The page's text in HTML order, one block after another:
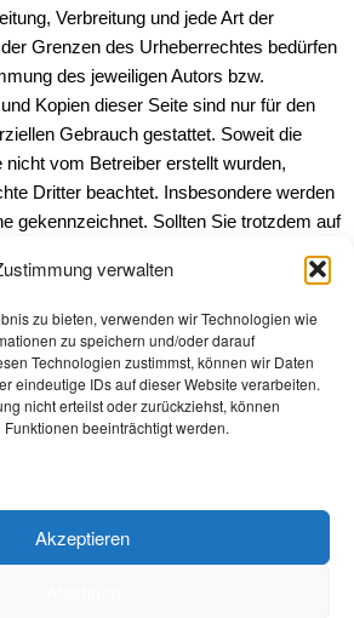
verwalten
zu bieten, verwenden wir Technologien wie
zu speichern und/oder darauf
Technologien zustimmst, können wir Daten
eindeutige IDs auf dieser Website verarbeiten.
nicht erteilst oder zurückziehst, können
beeinträchtigt werden.
Akzeptieren
Verbreitung und jede Art der
Grenzen des Urheberrechtes bedürfen
des jeweiligen Autors bzw.
Kopien dieser Seite sind nur für den
Gebrauch gestattet. Soweit die
nicht vom Betreiber erstellt wurden,
Dritter beachtet. Insbesondere werden
gekennzeichnet. Sollten Sie trotzdem auf
Bei Bekanntwerden von
www.e-recht24.de)